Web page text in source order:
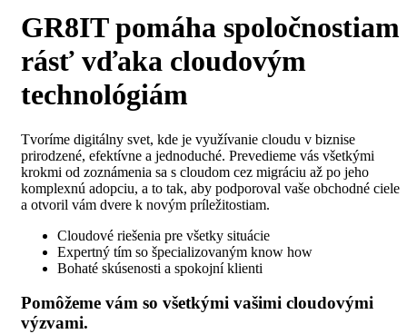
GR8IT pomáha spoločnostiam
rásť vďaka cloudovým
technológiám
Tvoríme digitálny svet, kde je využívanie cloudu v biznise
prirodzené, efektívne a jednoduché. Prevedieme vás všetkými
krokmi od zoznámenia sa s cloudom cez migráciu až po jeho
komplexnú adopciu, a to tak, aby podporoval vaše obchodné ciele
a otvoril vám dvere k novým príležitostiam.
Cloudové riešenia pre všetky situácie
Expertný tím so špecializovaným know how
Bohaté skúsenosti a spokojní klienti
Pomôžeme vám so všetkými vašimi cloudovými
výzvami.